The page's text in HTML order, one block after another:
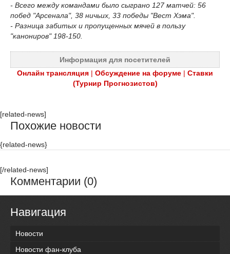
- Всего между командами было сыграно 127 матчей: 56
побед "Арсенала", 38 ничьих, 33 победы "Вест Хэма".
- Разница забитых и пропущенных мячей в пользу
"канониров" 198-150.
Информация для посетителей
Онлайн трансляция | Обсуждение на форуме | Ставки
(Турнир Прогнозистов)
[related-news]
Похожие новости
{related-news}
[/related-news]
Комментарии (0)
Навигация
Новости
Новости фан-клуба